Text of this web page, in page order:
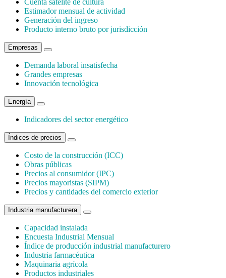
Cuenta satélite de cultura
Estimador mensual de actividad
Generación del ingreso
Producto interno bruto por jurisdicción
Empresas
Demanda laboral insatisfecha
Grandes empresas
Innovación tecnológica
Energía
Indicadores del sector energético
Índices de precios
Costo de la construcción (ICC)
Obras públicas
Precios al consumidor (IPC)
Precios mayoristas (SIPM)
Precios y cantidades del comercio exterior
Industria manufacturera
Capacidad instalada
Encuesta Industrial Mensual
Índice de producción industrial manufacturero
Industria farmacéutica
Maquinaria agrícola
Productos industriales